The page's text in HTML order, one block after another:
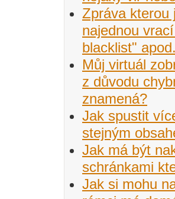
Zpráva kterou
najednou
blacklist"
Můj virtuál
z důvodu
znamená?
Jak spustit
stejným
Jak má být
schránkami
Jak si mohu